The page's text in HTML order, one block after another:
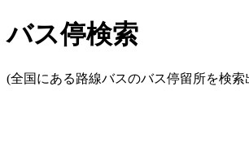
バス停検索
(全国にある路線バスのバス停留所を検